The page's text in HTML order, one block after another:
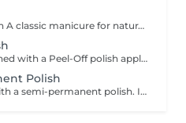
Manucure-without application A classic manicure for naturally beautiful, well-groomed hands. The treatment includes nail shaping, cuticle care, light buffing if needed, followed by nourishing cuticle oil and a moisturizing hand cream. This service does not include an application
Enjoy a classic manicure finished with a Peel-Off polish application. This innovative system provides a glossy, long-lasting finish. Cured under an LED lamp, the polish is instantly dry, so there is no smudging, no dents, and no marks after your appointment. I do not use traditional nail polish because Peel-Off systems are gentler on natural nails, have less odour, last longer, and can be removed more gently.
Polish
A classic manicure finished with a semi-permanent polish. Ideal for those who want glossy, well-groomed and durable nails for around 2 to 3 weeks. Semi-permanent polish must be professionally removed or renewed in the salon.